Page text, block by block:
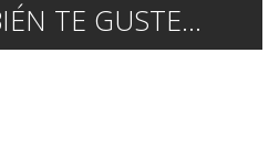
TE GUSTE...